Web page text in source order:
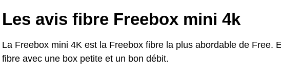
Les avis fibre Freebox mini 4k
La Freebox mini 4K est la Freebox fibre la plus abordable de Free.
fibre avec une box petite et un bon débit.